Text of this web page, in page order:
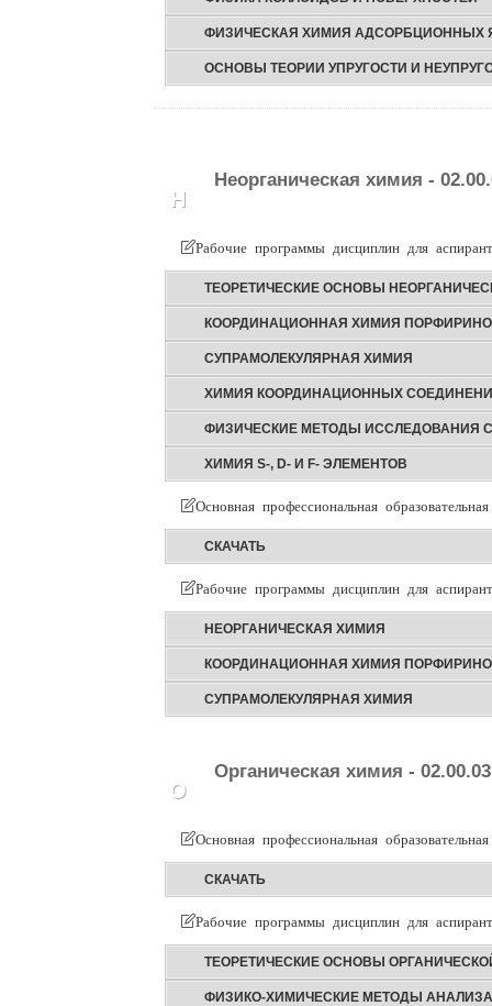
ФИЗИЧЕСКАЯ ХИМИЯ АДСОРБЦИОННЫХ
ОСНОВЫ ТЕОРИИ УПРУГОСТИ И
Н
Неорганическая химия -
Рабочие программы дисциплин для
ТЕОРЕТИЧЕСКИЕ ОСНОВЫ
КООРДИНАЦИОННАЯ ХИМИЯ
СУПРАМОЛЕКУЛЯРНАЯ ХИМИЯ
ХИМИЯ КООРДИНАЦИОННЫХ
ФИЗИЧЕСКИЕ МЕТОДЫ ИССЛЕДОВАНИЯ
ХИМИЯ S-, D- И F- ЭЛЕМЕНТОВ
Основная профессиональная
СКАЧАТЬ
Рабочие программы дисциплин для
НЕОРГАНИЧЕСКАЯ ХИМИЯ
КООРДИНАЦИОННАЯ ХИМИЯ
СУПРАМОЛЕКУЛЯРНАЯ ХИМИЯ
О
Органическая химия - 02.00.03
Основная профессиональная
СКАЧАТЬ
Рабочие программы дисциплин для
ТЕОРЕТИЧЕСКИЕ ОСНОВЫ
ФИЗИКО-ХИМИЧЕСКИЕ МЕТОДЫ